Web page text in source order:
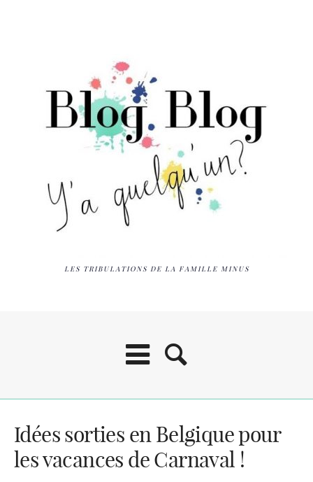
LES TRIBULATIONS DE LA FAMILLE MINUS
Idées sorties en Belgique pour
les vacances de Carnaval !